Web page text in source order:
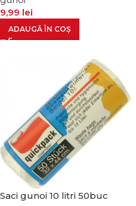
9,99 lei
ADAUGĂ ÎN COȘ
Saci gunoi 10 litri 50buc